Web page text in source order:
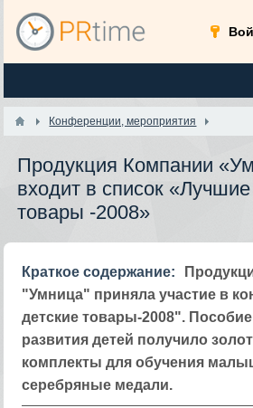
Конференции, мероприятия
Продукция Компании
входит в список «Лучшие
товары -2008»
Краткое содержание:
"Умница" приняла участие в
детские товары-2008".
развития детей получило
комплекты для обучения
серебряные медали.